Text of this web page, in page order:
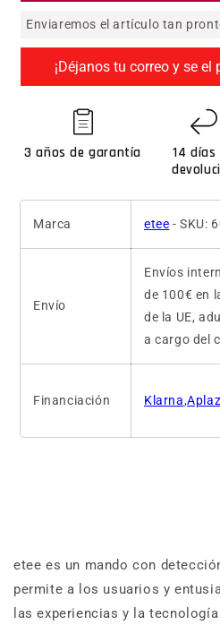
Enviaremos el artículo tan
¡Déjanos tu correo y se
3 años de garantía
14 días
Marca etee - SKU:
Envío
Envíos
de 100€ en
de la UE,
a cargo del
Financiación Klarna,
etee es un mando con
permite a los usuarios y
las experiencias y la